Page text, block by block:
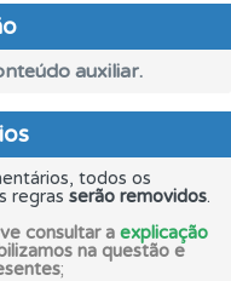
auxiliar.
todos os
regras serão removidos.
consultar a explicação
na questão e
;